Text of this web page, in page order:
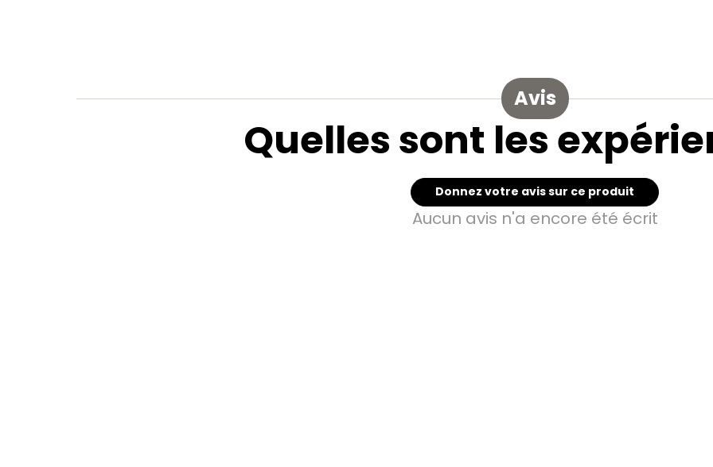
Avis
Quelles sont les
Donnez votre avis sur ce produit
Aucun avis n'a encore été écrit